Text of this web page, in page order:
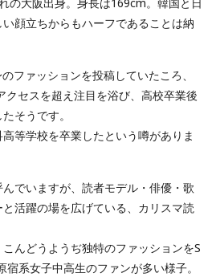
顔立ちからもハーフであることは納
ファッションを投稿していたころ、
クセスを超え注目を浴び、高校卒業後
そうです。
等学校を卒業したという噂がありま
でいますが、読者モデル・俳優・歌
活躍の場を広げている、カリスマ読
んどうようぢ独特のファッションをS
系女子中高生のファンが多い様子。